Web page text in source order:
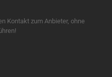
Kontakt zum Anbieter, ohne